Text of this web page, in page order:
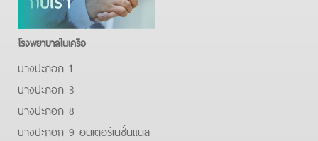
โรงพยาบาลในเครือ
บางปะกอก 1
บางปะกอก 3
บางปะกอก 8
บางปะกอก 9 อินเตอร์เนชั่นแนล